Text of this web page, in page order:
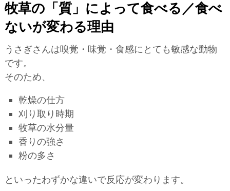
牧草の「質」によって食べる／食べ
ないが変わる理由
うさぎさんは嗅覚・味覚・食感にとても敏感な動物
です。
そのため、
乾燥の仕方
刈り取り時期
牧草の水分量
香りの強さ
粉の多さ
といったわずかな違いで反応が変わります。